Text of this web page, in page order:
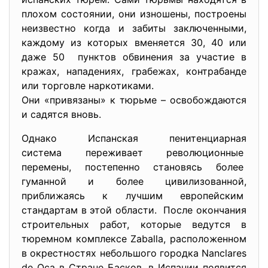
плохом состоянии, они изношены, построены
неизвестно когда и забиты заключенными,
каждому из которых вменяется 30, 40 или
даже 50 пунктов обвинения за участие в
кражах, нападениях, грабежах, контрабанде
или торговле наркотиками.
Они «привязаны» к тюрьме – освобождаются
и садятся вновь.
Однако Испанская пенитенциарная
система переживает революционные
перемены, постепенно становясь более
гуманной и более цивилизованной,
приближаясь к лучшим европейским
стандартам в этой области. После окончания
строительных работ, которые ведутся в
тюремном комплексе Zaballa, расположенном
в окрестностях небольшого городка Nanclares